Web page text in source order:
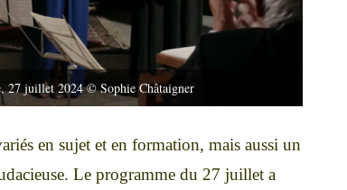
27 juillet 2024 © Sophie Châtaigner
en sujet et en formation, mais aussi un
Le programme du 27 juillet a